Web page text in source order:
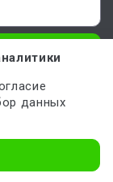
обработки
данных
данных